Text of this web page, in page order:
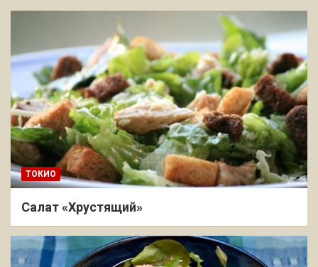
ТОКИО
Салат «Хрустящий»